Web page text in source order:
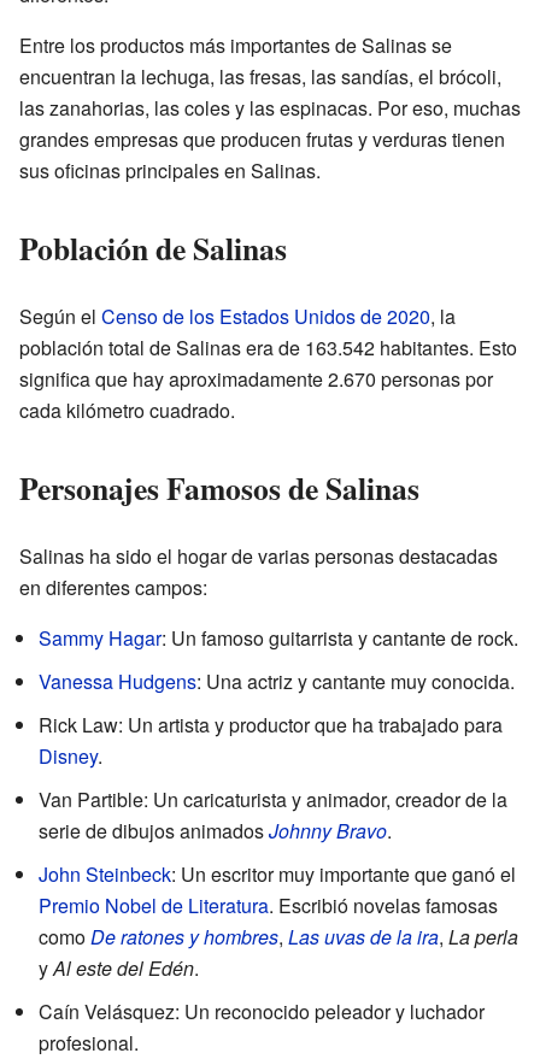
Entre los productos más importantes de Salinas se
encuentran la lechuga, las fresas, las sandías, el brócoli,
las zanahorias, las coles y las espinacas. Por eso, muchas
grandes empresas que producen frutas y verduras tienen
sus oficinas principales en Salinas.
Población de Salinas
Según el Censo de los Estados Unidos de 2020, la
población total de Salinas era de 163.542 habitantes. Esto
significa que hay aproximadamente 2.670 personas por
cada kilómetro cuadrado.
Personajes Famosos de Salinas
Salinas ha sido el hogar de varias personas destacadas
en diferentes campos:
Sammy Hagar: Un famoso guitarrista y cantante de rock.
Vanessa Hudgens: Una actriz y cantante muy conocida.
Rick Law: Un artista y productor que ha trabajado para
Disney.
Van Partible: Un caricaturista y animador, creador de la
serie de dibujos animadosJohnny Bravo.
John Steinbeck: Un escritor muy importante que ganó el
Premio Nobel de Literatura. Escribió novelas famosas
comoDe ratones y hombres, Las uvas de la ira, La perla
yAl este del Edén.
Caín Velásquez: Un reconocido peleador y luchador
profesional.